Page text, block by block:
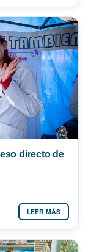
directo de
LEER MÁS